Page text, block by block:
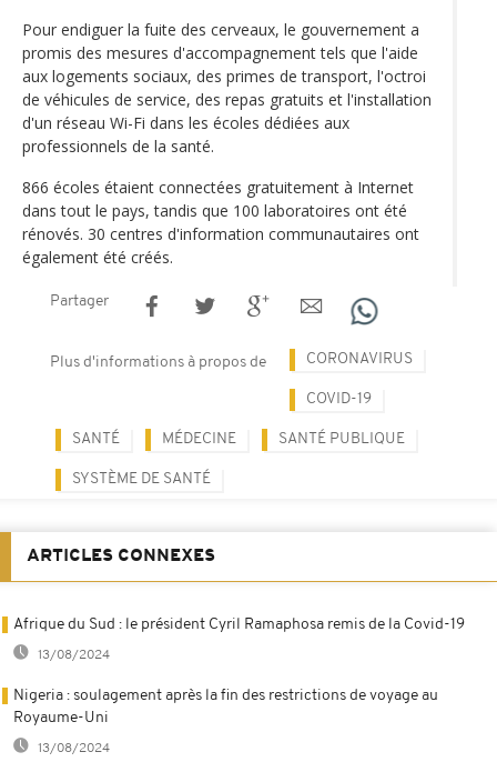
Pour endiguer la fuite des cerveaux, le gouvernement a
promis des mesures d'accompagnement tels que l'aide
aux logements sociaux, des primes de transport, l'octroi
de véhicules de service, des repas gratuits et l'installation
d'un réseau Wi-Fi dans les écoles dédiées aux
professionnels de la santé.
866 écoles étaient connectées gratuitement à Internet
dans tout le pays, tandis que 100 laboratoires ont été
rénovés. 30 centres d'information communautaires ont
également été créés.
Partager
Plus d'informations à propos de CORONAVIRUS
COVID-19
SANTÉ MÉDECINE SANTÉ PUBLIQUE
SYSTÈME DE SANTÉ
ARTICLES CONNEXES
Afrique du Sud : le président Cyril Ramaphosa remis de la Covid-19
13/08/2024
Nigeria : soulagement après la fin des restrictions de voyage au
Royaume-Uni
13/08/2024